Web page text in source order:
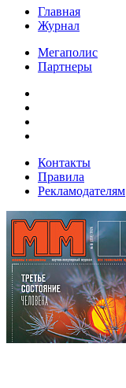
Главная
Журнал
Мегаполис
Партнеры
Контакты
Правила
Рекламодателям